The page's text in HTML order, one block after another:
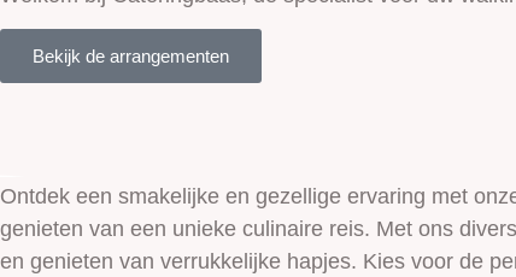
Bekijk de arrangementen
Ontdek een smakelijke en gezellige ervaring met
genieten van een unieke culinaire reis. Met ons
en genieten van verrukkelijke hapjes. Kies voor de